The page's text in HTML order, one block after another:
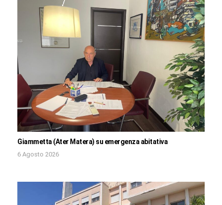
Giammetta (Ater Matera) su emergenza abitativa
6 Agosto 2026